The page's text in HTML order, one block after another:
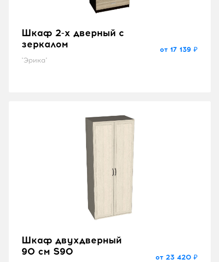
Шкаф 2-х дверный с
зеркалом
"Эрика"
от 17 139 ₽
Шкаф двухдверный
90 см S90
от 23 420 ₽